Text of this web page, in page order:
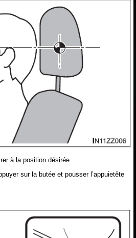
à la position désirée.
sur la butée et pousser l’appuietête